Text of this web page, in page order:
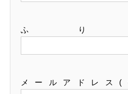
ふり
メールアドレス